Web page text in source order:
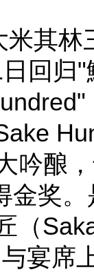
其
回归
吟酿
金奖
（
宴席